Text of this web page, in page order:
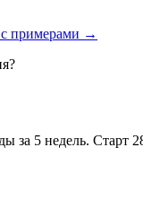
примерами →
?
за 5 недель. Старт